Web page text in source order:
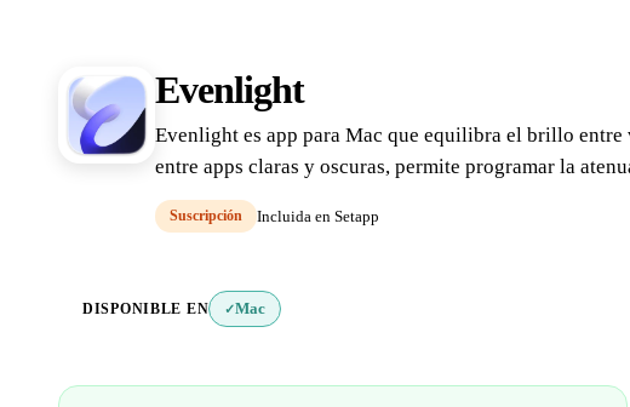
Evenlight
Evenlight es app para Mac que equilibra el brillo
entre apps claras y oscuras, permite programar la
Suscripción Incluida en Setapp
DISPONIBLE EN ✓Mac